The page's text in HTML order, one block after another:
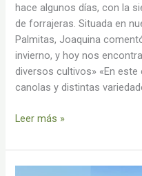
hace algunos días, con la
de forrajeras. Situada en
Palmitas, Joaquina
invierno, y hoy nos
diversos cultivos» «En
canolas y distintas
Leer más »